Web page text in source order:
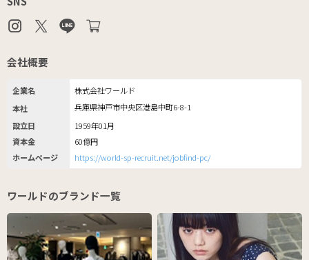
会社概要
企業名
株式会社ワールド
本社
兵庫県神戸市中央区港島中町6-8-1
設立日
1959年01月
資本金
60億円
ホームページ
https://world-sp-recruit.net/jobfind-pc/
ワールドのブランド一覧